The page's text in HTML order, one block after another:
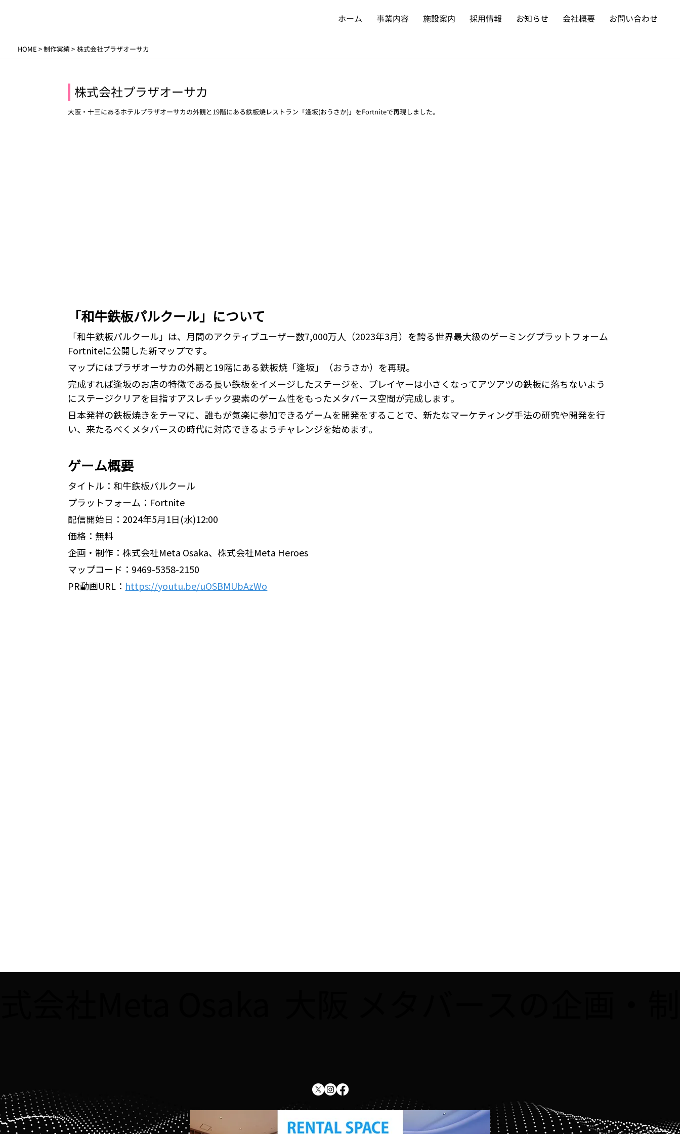
ホーム 事業内容 施設案内 採用情報 お知らせ 会社概要 お問い合わせ
HOME >制作実績> 株式会社プラザオーサカ
株式会社プラザオーサカ
大阪・十三にあるホテルプラザオーサカの外観と19階にある鉄板焼レストラン「逢坂(おうさか)」をFortniteで再現しました。
「和牛鉄板パルクール」について
「和牛鉄板パルクール」は、月間のアクティブユーザー数7,000万人（2023年3月）を誇る世界最大級のゲーミングプラットフォーム
Fortniteに公開した新マップです。
マップにはプラザオーサカの外観と19階にある鉄板焼「逢坂」（おうさか）を再現。
完成すれば逢坂のお店の特徴である長い鉄板をイメージしたステージを、プレイヤーは小さくなってアツアツの鉄板に落ちないよう
にステージクリアを目指すアスレチック要素のゲーム性をもったメタバース空間が完成します。
日本発祥の鉄板焼きをテーマに、誰もが気楽に参加できるゲームを開発をすることで、新たなマーケティング手法の研究や開発を行
い、来たるべくメタバースの時代に対応できるようチャレンジを始めます。
ゲーム概要
タイトル：和牛鉄板パルクール
プラットフォーム：Fortnite
配信開始日：2024年5月1日(水)12:00
価格：無料
企画・制作：株式会社Meta Osaka、株式会社Meta Heroes
マップコード：9469-5358-2150
PR動画URL： https://youtu.be/uOSBMUbAzWo